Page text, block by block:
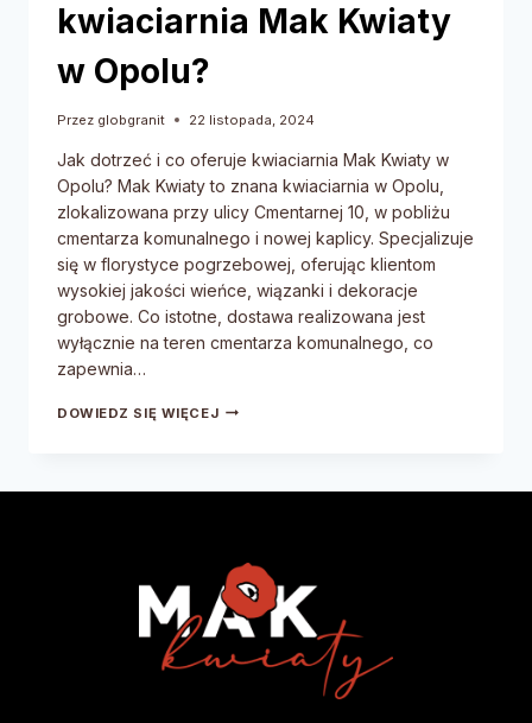
kwiaciarnia Mak Kwiaty
w Opolu?
Przez globgranit 22 listopada, 2024
Jak dotrzeć i co oferuje kwiaciarnia Mak Kwiaty w
Opolu? Mak Kwiaty to znana kwiaciarnia w Opolu,
zlokalizowana przy ulicy Cmentarnej 10, w pobliżu
cmentarza komunalnego i nowej kaplicy. Specjalizuje
się w florystyce pogrzebowej, oferując klientom
wysokiej jakości wieńce, wiązanki i dekoracje
grobowe. Co istotne, dostawa realizowana jest
wyłącznie na teren cmentarza komunalnego, co
zapewnia…
DOWIEDZ SIĘ WIĘCEJ